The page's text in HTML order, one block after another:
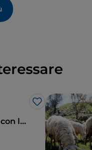
Like
la